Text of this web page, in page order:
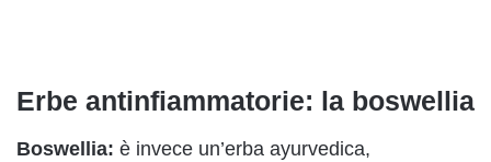
Erbe antinfiammatorie: la boswellia
Boswellia: è invece un’erba ayurvedica,